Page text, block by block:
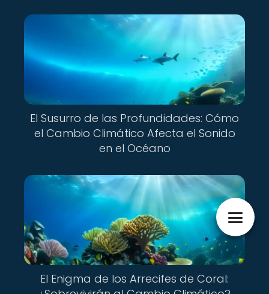
El Susurro de las Profundidades: Cómo
el Cambio Climático Afecta el Sonido
en el Océano
El Enigma de los Arrecifes de Coral: